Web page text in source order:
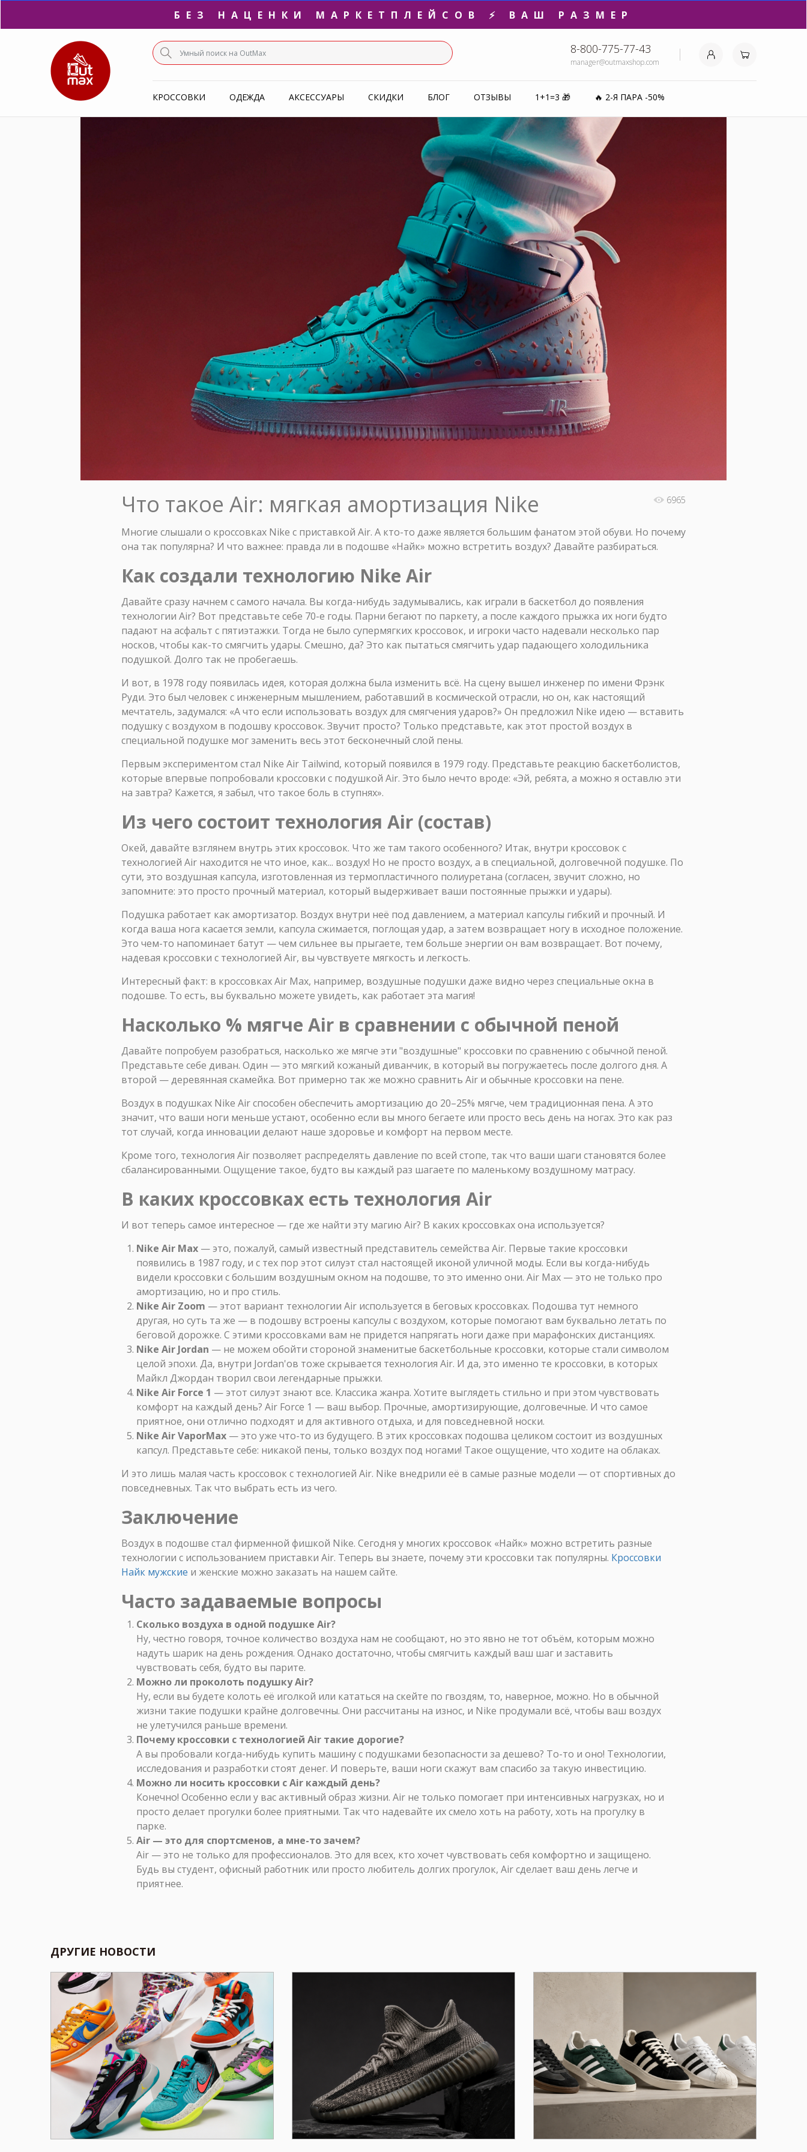
3-Я ПАРА В ПОДАРОК 🎁
ПОСЛЕДНИЕ РАЗМЕРЫ ОТ 1500₽⚡️ 8-800-775-77-43
manager@outmaxshop.com
КРОССОВКИ ОДЕЖДА АКСЕССУАРЫ СКИДКИ БЛОГ ОТЗЫВЫ 1+1=3 🎁 🔥 2-Я ПАРА -50%
Что такое Air: мягкая амортизация Nike 6965
Многие слышали о кроссовках Nike с приставкой Air. А кто-то даже является большим фанатом этой обуви. Но почему
она так популярна? И что важнее: правда ли в подошве «Найк» можно встретить воздух? Давайте разбираться.
Как создали технологию Nike Air
Давайте сразу начнем с самого начала. Вы когда-нибудь задумывались, как играли в баскетбол до появления
технологии Air? Вот представьте себе 70-е годы. Парни бегают по паркету, а после каждого прыжка их ноги будто
падают на асфальт с пятиэтажки. Тогда не было супермягких кроссовок, и игроки часто надевали несколько пар
носков, чтобы как-то смягчить удары. Смешно, да? Это как пытаться смягчить удар падающего холодильника
подушкой. Долго так не пробегаешь.
И вот, в 1978 году появилась идея, которая должна была изменить всё. На сцену вышел инженер по имени Фрэнк
Руди. Это был человек с инженерным мышлением, работавший в космической отрасли, но он, как настоящий
мечтатель, задумался: «А что если использовать воздух для смягчения ударов?» Он предложил Nike идею — вставить
подушку с воздухом в подошву кроссовок. Звучит просто? Только представьте, как этот простой воздух в
специальной подушке мог заменить весь этот бесконечный слой пены.
Первым экспериментом стал Nike Air Tailwind, который появился в 1979 году. Представьте реакцию баскетболистов,
которые впервые попробовали кроссовки с подушкой Air. Это было нечто вроде: «Эй, ребята, а можно я оставлю эти
на завтра? Кажется, я забыл, что такое боль в ступнях».
Из чего состоит технология Air (состав)
Окей, давайте взглянем внутрь этих кроссовок. Что же там такого особенного? Итак, внутри кроссовок с
технологией Air находится не что иное, как... воздух! Но не просто воздух, а в специальной, долговечной подушке. По
сути, это воздушная капсула, изготовленная из термопластичного полиуретана (согласен, звучит сложно, но
запомните: это просто прочный материал, который выдерживает ваши постоянные прыжки и удары).
Подушка работает как амортизатор. Воздух внутри неё под давлением, а материал капсулы гибкий и прочный. И
когда ваша нога касается земли, капсула сжимается, поглощая удар, а затем возвращает ногу в исходное положение.
Это чем-то напоминает батут — чем сильнее вы прыгаете, тем больше энергии он вам возвращает. Вот почему,
надевая кроссовки с технологией Air, вы чувствуете мягкость и легкость.
Интересный факт: в кроссовках Air Max, например, воздушные подушки даже видно через специальные окна в
подошве. То есть, вы буквально можете увидеть, как работает эта магия!
Насколько % мягче Air в сравнении с обычной пеной
Давайте попробуем разобраться, насколько же мягче эти "воздушные" кроссовки по сравнению с обычной пеной.
Представьте себе диван. Один — это мягкий кожаный диванчик, в который вы погружаетесь после долгого дня. А
второй — деревянная скамейка. Вот примерно так же можно сравнить Air и обычные кроссовки на пене.
Воздух в подушках Nike Air способен обеспечить амортизацию до 20–25% мягче, чем традиционная пена. А это
значит, что ваши ноги меньше устают, особенно если вы много бегаете или просто весь день на ногах. Это как раз
тот случай, когда инновации делают наше здоровье и комфорт на первом месте.
Кроме того, технология Air позволяет распределять давление по всей стопе, так что ваши шаги становятся более
сбалансированными. Ощущение такое, будто вы каждый раз шагаете по маленькому воздушному матрасу.
В каких кроссовках есть технология Air
И вот теперь самое интересное — где же найти эту магию Air? В каких кроссовках она используется?
Nike Air Max — это, пожалуй, самый известный представитель семейства Air. Первые такие кроссовки
появились в 1987 году, и с тех пор этот силуэт стал настоящей иконой уличной моды. Если вы когда-нибудь
видели кроссовки с большим воздушным окном на подошве, то это именно они. Air Max — это не только про
амортизацию, но и про стиль.
Nike Air Zoom — этот вариант технологии Air используется в беговых кроссовках. Подошва тут немного
другая, но суть та же — в подошву встроены капсулы с воздухом, которые помогают вам буквально летать по
беговой дорожке. С этими кроссовками вам не придется напрягать ноги даже при марафонских дистанциях.
Nike Air Jordan — не можем обойти стороной знаменитые баскетбольные кроссовки, которые стали символом
целой эпохи. Да, внутри Jordan'ов тоже скрывается технология Air. И да, это именно те кроссовки, в которых
Майкл Джордан творил свои легендарные прыжки.
Nike Air Force 1 — этот силуэт знают все. Классика жанра. Хотите выглядеть стильно и при этом чувствовать
комфорт на каждый день? Air Force 1 — ваш выбор. Прочные, амортизирующие, долговечные. И что самое
приятное, они отлично подходят и для активного отдыха, и для повседневной носки.
Nike Air VaporMax — это уже что-то из будущего. В этих кроссовках подошва целиком состоит из воздушных
капсул. Представьте себе: никакой пены, только воздух под ногами! Такое ощущение, что ходите на облаках.
И это лишь малая часть кроссовок с технологией Air. Nike внедрили её в самые разные модели — от спортивных до
повседневных. Так что выбрать есть из чего.
Заключение
Воздух в подошве стал фирменной фишкой Nike. Сегодня у многих кроссовок «Найк» можно встретить разные
технологии с использованием приставки Air. Теперь вы знаете, почему эти кроссовки так популярны. Кроссовки
Найк мужские и женские можно заказать на нашем сайте.
Часто задаваемые вопросы
Сколько воздуха в одной подушке Air?
Ну, честно говоря, точное количество воздуха нам не сообщают, но это явно не тот объём, которым можно
надуть шарик на день рождения. Однако достаточно, чтобы смягчить каждый ваш шаг и заставить
чувствовать себя, будто вы парите.
Можно ли проколоть подушку Air?
Ну, если вы будете колоть её иголкой или кататься на скейте по гвоздям, то, наверное, можно. Но в обычной
жизни такие подушки крайне долговечны. Они рассчитаны на износ, и Nike продумали всё, чтобы ваш воздух
не улетучился раньше времени.
Почему кроссовки с технологией Air такие дорогие?
А вы пробовали когда-нибудь купить машину с подушками безопасности за дешево? То-то и оно! Технологии,
исследования и разработки стоят денег. И поверьте, ваши ноги скажут вам спасибо за такую инвестицию.
Можно ли носить кроссовки с Air каждый день?
Конечно! Особенно если у вас активный образ жизни. Air не только помогает при интенсивных нагрузках, но и
просто делает прогулки более приятными. Так что надевайте их смело хоть на работу, хоть на прогулку в
парке.
Air — это для спортсменов, а мне-то зачем?
Air — это не только для профессионалов. Это для всех, кто хочет чувствовать себя комфортно и защищено.
Будь вы студент, офисный работник или просто любитель долгих прогулок, Air сделает ваш день легче и
приятнее.
ДРУГИЕ НОВОСТИ